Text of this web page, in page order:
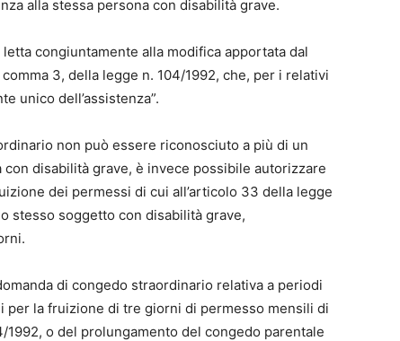
alla stessa persona con disabilità grave.
congiuntamente alla modifica apportata dal
3, della legge n. 104/1992, che, per i relativi
unico dell’assistenza”.
non può essere riconosciuto a più di un
con disabilità grave, è invece possibile autorizzare
dei permessi di cui all’articolo 33 della legge
stesso soggetto con disabilità grave,
di congedo straordinario relativa a periodi
la fruizione di tre giorni di permesso mensili di
o del prolungamento del congedo parentale